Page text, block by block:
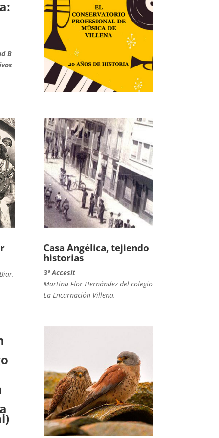
B
Casa Angélica, tejiendo
historias
3º Accesit
Martina Flor Hernández del colegio
La Encarnación Villena.